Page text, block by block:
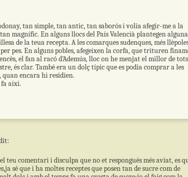
tan simple, tan antic, tan saborós i volia afegir-me a la
magnífic. En alguns llocs del País Valencià plantegen alguna
de la teua recepta. A les comarques sudenques, més
per pes. En alguns pobles, afegeixen la corfa, que trituren
el fan al racó d’Ademús, lloc on he menjat el millor de
és clar. També era un dolç típic que es podia comprar a les
quan encara hi residien.
fa així.
teu comentari i disculpa que no et respongués més aviat, es
sé que i ha moltes receptes que posen tan de sucre com de